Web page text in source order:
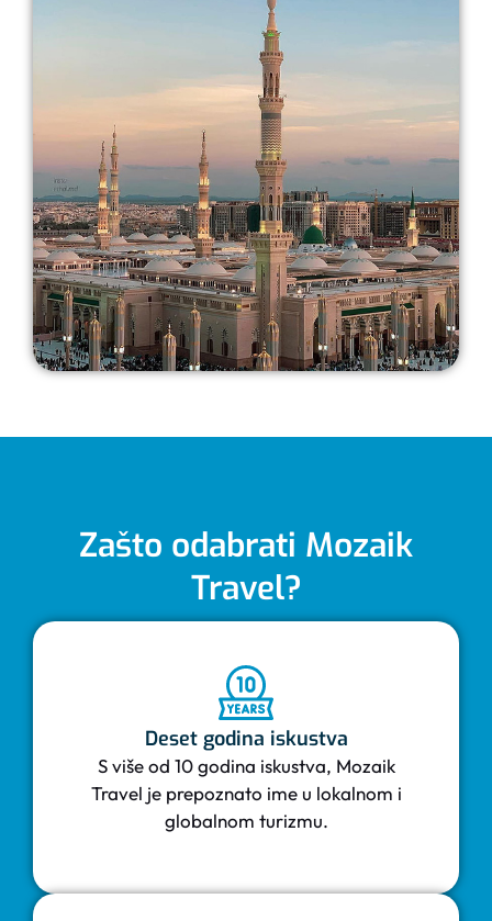
Zašto odabrati Mozaik
Travel?
Deset godina iskustva
S više od 10 godina iskustva, Mozaik
Travel je prepoznato ime u lokalnom i
globalnom turizmu.